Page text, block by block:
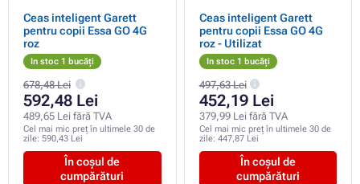
Ceas inteligent Garett
pentru copii Essa GO 4G
roz
In stoc 1 bucăți
678,48 Lei
592,48 Lei
489,65 Lei fără TVA
Cel mai mic preț în ultimele 30 de
zile: 590,43 Lei
În coșul de
cumpărături
Ceas inteligent Garett
pentru copii Essa GO 4G
roz - Utilizat
In stoc 1 bucăți
497,63 Lei
452,19 Lei
379,99 Lei fără TVA
Cel mai mic preț în ultimele 30 de
zile: 447,87 Lei
În coșul de
cumpărături